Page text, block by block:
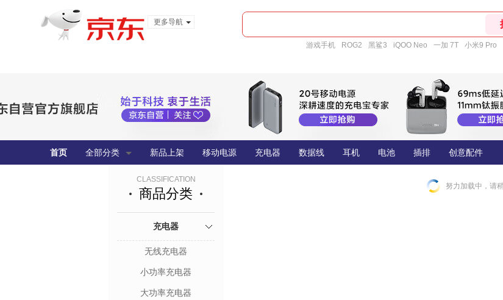
更多导航
游戏手机 ROG2 黑鲨3 iQOO Neo 一加 7T 小米9 Pro
首页 全部分类 新品上架 移动电源 充电器 数据线 耳机 电池 插排 创意配件
CLASSIFICATION
商品分类
充电器
无线充电器
小功率充电器
大功率充电器
努力加载中，请